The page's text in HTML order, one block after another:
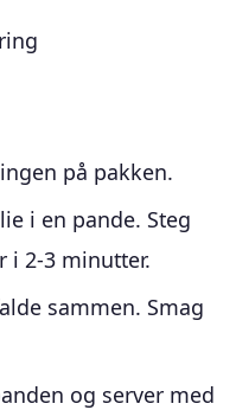
på pakken.
i en pande. Steg
i 2-3 minutter.
sammen. Smag
og server med